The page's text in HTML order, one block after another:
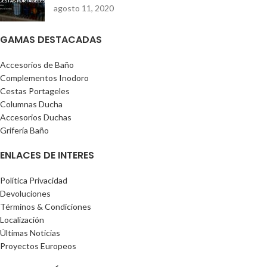
agosto 11, 2020
GAMAS DESTACADAS
Accesorios de Baño
Complementos Inodoro
Cestas Portageles
Columnas Ducha
Accesorios Duchas
Grifería Baño
ENLACES DE INTERES
Política Privacidad
Devoluciones
Términos & Condiciones
Localización
Últimas Noticias
Proyectos Europeos